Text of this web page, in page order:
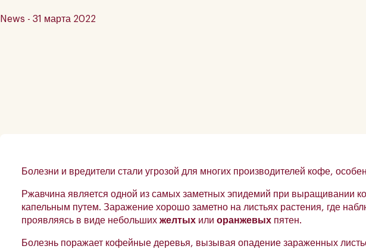
News - 31 марта 2022
Болезни и вредители стали угрозой для многих производителей кофе,
Ржавчина является одной из самых заметных эпидемий при выращивании
капельным путем. Заражение хорошо заметно на листьях растения, где
проявляясь в виде небольших желтых или оранжевых пятен.
Болезнь поражает кофейные деревья, вызывая опадение зараженных